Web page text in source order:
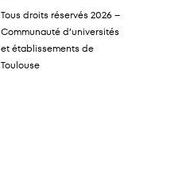
Tous droits réservés 2026 –
Communauté d’universités
et établissements de
Toulouse